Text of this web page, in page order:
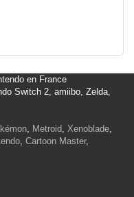
en France
Switch 2, amiibo, Zelda,
, Metroid, Xenoblade,
, Cartoon Master,